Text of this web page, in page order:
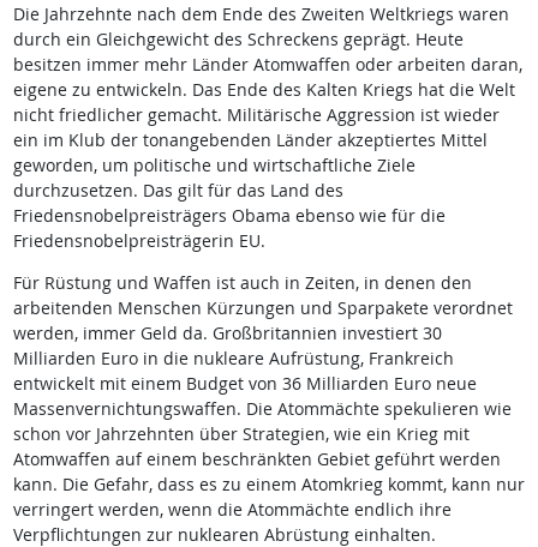
Die Jahrzehnte nach dem Ende des Zweiten Weltkriegs waren
durch ein Gleichgewicht des Schreckens geprägt. Heute
besitzen immer mehr Länder Atomwaffen oder arbeiten daran,
eigene zu entwickeln. Das Ende des Kalten Kriegs hat die Welt
nicht friedlicher gemacht. Militärische Aggression ist wieder
ein im Klub der tonangebenden Länder akzeptiertes Mittel
geworden, um politische und wirtschaftliche Ziele
durchzusetzen. Das gilt für das Land des
Friedensnobelpreisträgers Obama ebenso wie für die
Friedensnobelpreisträgerin EU.
Für Rüstung und Waffen ist auch in Zeiten, in denen den
arbeitenden Menschen Kürzungen und Sparpakete verordnet
werden, immer Geld da. Großbritannien investiert 30
Milliarden Euro in die nukleare Aufrüstung, Frankreich
entwickelt mit einem Budget von 36 Milliarden Euro neue
Massenvernichtungswaffen. Die Atommächte spekulieren wie
schon vor Jahrzehnten über Strategien, wie ein Krieg mit
Atomwaffen auf einem beschränkten Gebiet geführt werden
kann. Die Gefahr, dass es zu einem Atomkrieg kommt, kann nur
verringert werden, wenn die Atommächte endlich ihre
Verpflichtungen zur nuklearen Abrüstung einhalten.